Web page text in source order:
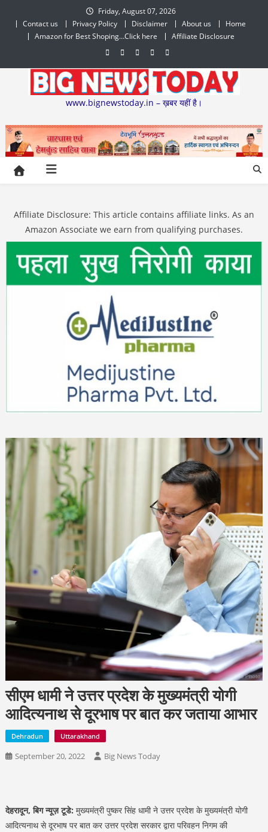
content
Friday, August 07, 2026
Contact us
Privacy Policy Disclaimer About us
Home
Amazon for Best Shoping…Click here
Affiliate Disclosure
www.bignewstoday.in – ख़बर यहीं है।
Affiliate Disclosure: This article contains affiliate links. As an
Amazon Associate we earn from qualifying purchases.
सीएम धामी ने उत्तर प्रदेश के मुख्यमंत्री योगी
आदित्यनाथ से दूरभाष पर बात कर जताया आभार
Dehradun Uttarakhand
September 20, 2022 Big News Today
देहरादून, बिग न्यूज़ टूडे: मुख्यमंत्री पुष्कर सिंह धामी ने उत्तर प्रदेश के मुख्यमंत्री योगी
आदित्यनाथ से दूरभाष पर बात कर उत्तर प्रदेश सरकार द्वारा परिवहन निगम की